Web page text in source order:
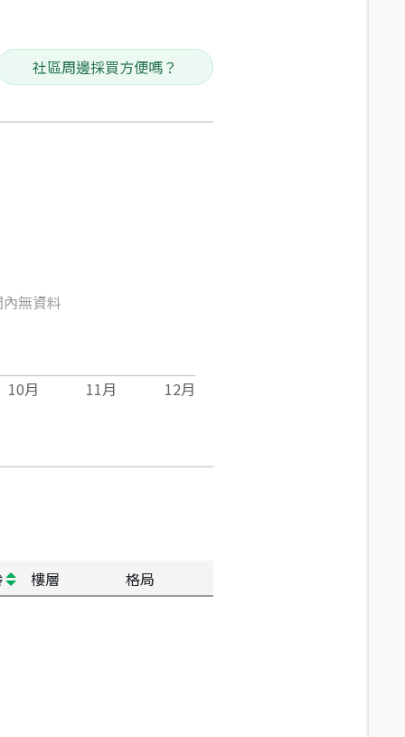
社區周邊採買方便嗎？
無資料
10月 11月 12月
樓層 格局